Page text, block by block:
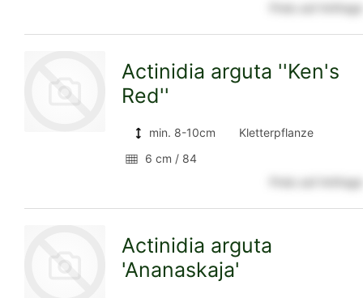
Preis auf Anfrage
Actinidia arguta ''Ken's
Red''
min. 8-10cm
Kletterpflanze
6 cm / 84
Preis auf Anfrage
Actinidia arguta
'Ananaskaja'